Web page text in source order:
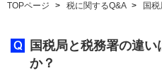
TOPページ 税に関するQ&A 国
国税局と税務署の違
か？